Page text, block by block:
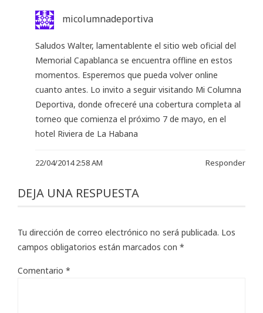
micolumnadeportiva
Saludos Walter, lamentablente el sitio web oficial del
Memorial Capablanca se encuentra offline en estos
momentos. Esperemos que pueda volver online
cuanto antes. Lo invito a seguir visitando Mi Columna
Deportiva, donde ofreceré una cobertura completa al
torneo que comienza el próximo 7 de mayo, en el
hotel Riviera de La Habana
22/04/2014 2:58 AM Responder
DEJA UNA RESPUESTA
Tu dirección de correo electrónico no será publicada. Los
campos obligatorios están marcados con *
Comentario *